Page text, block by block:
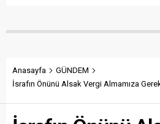
Anasayfa
GÜNDEM
İsrafın Önünü Alsak Vergi Almamıza